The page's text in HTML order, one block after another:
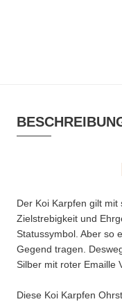
Der Koi Karpfen gilt
Zielstrebigkeit und
Statussymbol. Aber so
Gegend tragen.
Silber mit roter Emaille
Diese Koi Karpfen